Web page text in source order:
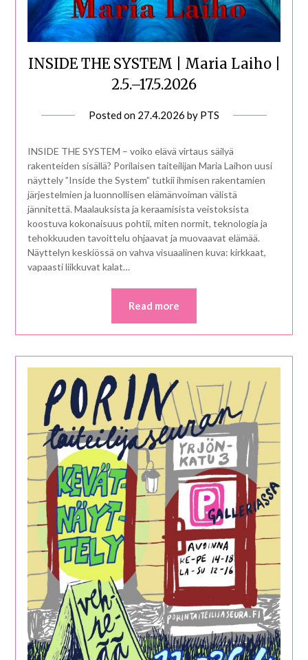
INSIDE THE SYSTEM | Maria Laiho |
2.5.–17.5.2026
Posted on 27.4.2026 by PTS
INSIDE THE SYSTEM – voiko elävä virtaus säilyä
rakenteiden sisällä? Porilaisen taiteilijan Maria Laihon uusi
näyttely ”Inside the System” tutkii ihmisen rakentamien
järjestelmien ja luonnollisen elämänvoiman välistä
jännitettä. Maalauksista ja keraamisista veistoksista
koostuva kokonaisuus pohtii, miten normit, teknologia ja
tehokkuuden tavoittelu ohjaavat ja muovaavat elämää.
Näyttelyn keskiössä on vahva visuaalinen kuva: kirkkaat,
vapaasti liikkuvat kalat…
Read more